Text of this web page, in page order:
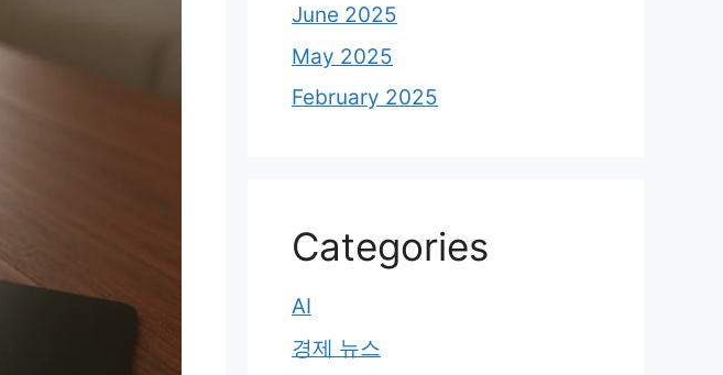
June 2025
May 2025
February 2025
Categories
AI
경제 뉴스